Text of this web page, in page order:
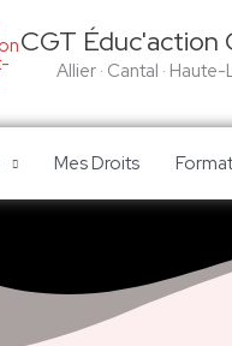
CGT Éduc'action
Allier · Cantal ·
Mes Droits